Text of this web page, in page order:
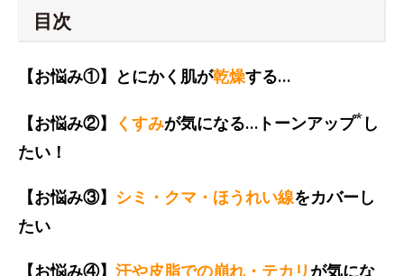
目次
【お悩み①】とにかく肌が乾燥する…
【お悩み②】 くすみが気になる…トーンアップ* し
たい！
【お悩み③】 シミ・クマ・ほうれい線をカバーし
たい
【お悩み④】 汗や皮脂での崩れ・テカリ が気にな